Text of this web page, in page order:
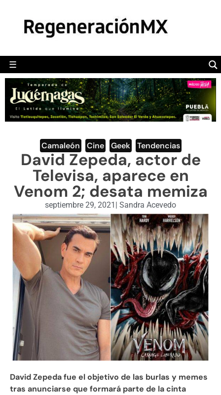
☰
POLÍTICA
CAMALEÓN
OPINIÓN
DEPORTES
ENGLISH SECTION
VIDEOS
Camaleón Cine Geek Tendencias
David Zepeda, actor de
Televisa, aparece en
Venom 2; desata memiza
septiembre 29, 2021 | Sandra Acevedo
David Zepeda fue el objetivo de las burlas y memes
tras anunciarse que formará parte de la cinta